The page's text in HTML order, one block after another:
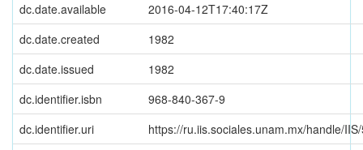
dc.date.available
2016-04-12T17:40:17Z
dc.date.created
1982
dc.date.issued
1982
dc.identifier.isbn
968-840-367-9
dc.identifier.uri
https://ru.iis.sociales.unam.mx/handle/